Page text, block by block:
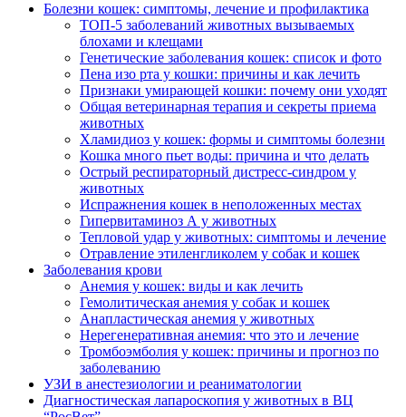
Болезни кошек: симптомы, лечение и профилактика
ТОП-5 заболеваний животных вызываемых
блохами и клещами
Генетические заболевания кошек: список и фото
Пена изо рта у кошки: причины и как лечить
Признаки умирающей кошки: почему они уходят
Общая ветеринарная терапия и секреты приема
животных
Хламидиоз у кошек: формы и симптомы болезни
Кошка много пьет воды: причина и что делать
Острый респираторный дистресс-синдром у
животных
Испражнения кошек в неположенных местах
Гипервитаминоз А у животных
Тепловой удар у животных: симптомы и лечение
Отравление этиленгликолем у собак и кошек
Заболевания крови
Анемия у кошек: виды и как лечить
Гемолитическая анемия у собак и кошек
Анапластическая анемия у животных
Нерегенеративная анемия: что это и лечение
Тромбоэмболия у кошек: причины и прогноз по
заболеванию
УЗИ в анестезиологии и реаниматологии
Диагностическая лапароскопия у животных в ВЦ